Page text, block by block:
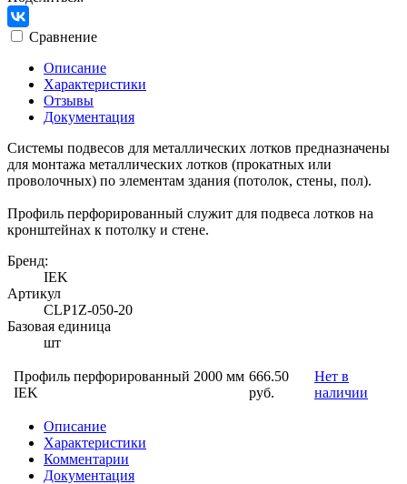
Сравнение
Описание
Характеристики
Отзывы
Документация
Системы подвесов для металлических лотков предназначены
для монтажа металлических лотков (прокатных или
проволочных) по элементам здания (потолок, стены, пол).
Профиль перфорированный служит для подвеса лотков на
кронштейнах к потолку и стене.
Бренд:
IEK
Артикул
CLP1Z-050-20
Базовая единица
шт
Профиль перфорированный 2000 мм
IEK
666.50
руб.
Нет в
наличии
Описание
Характеристики
Комментарии
Документация